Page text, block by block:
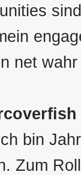
net
bin
Zum